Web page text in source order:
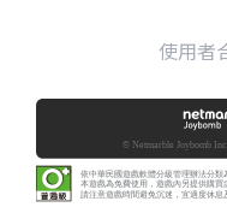
使用者